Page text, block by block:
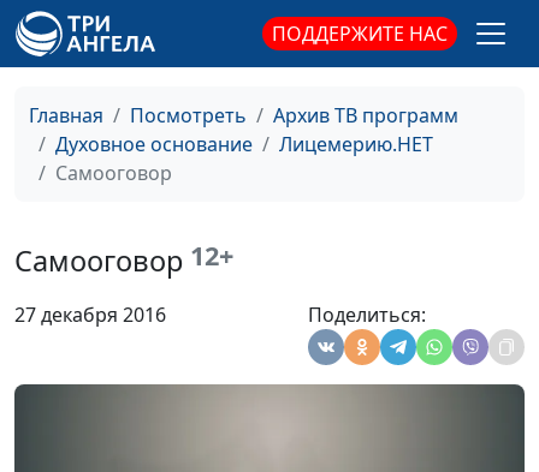
ПОДДЕРЖИТЕ НАС
Главная Посмотреть
Архив ТВ программ
Духовное основание
Лицемерию.НЕТ
Самооговор
Самооговор 12+
27 декабря 2016 Поделиться:
Виталий Бахтин,
священнослужитель,
практического служения,
Алексей Львов, бакалавр
Дмитрий Булатов, доктор
практического служения,
Алексей Львов, бакалавр